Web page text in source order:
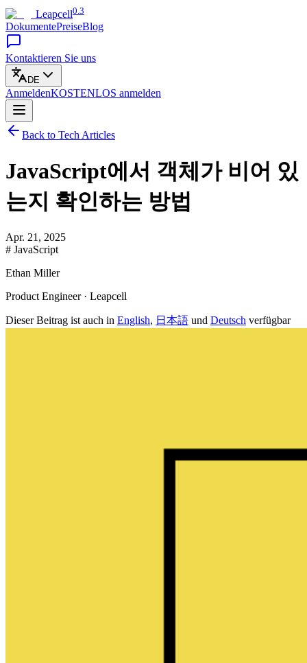
Leapcell0.3
DokumentePreiseBlog
Kontaktieren Sie uns
DE
AnmeldenKOSTENLOS anmelden
Back to Tech Articles
JavaScript에서 객체가 비어 있
는지 확인하는 방법
Apr. 21, 2025
# JavaScript
Ethan Miller
Product Engineer · Leapcell
Dieser Beitrag ist auch in English, 日本語 und Deutsch verfügbar